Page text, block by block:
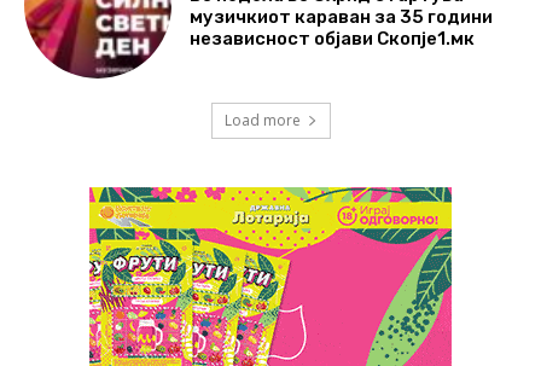
музичкиот караван за 35 години
независност објави Скопје1.мк
Load more